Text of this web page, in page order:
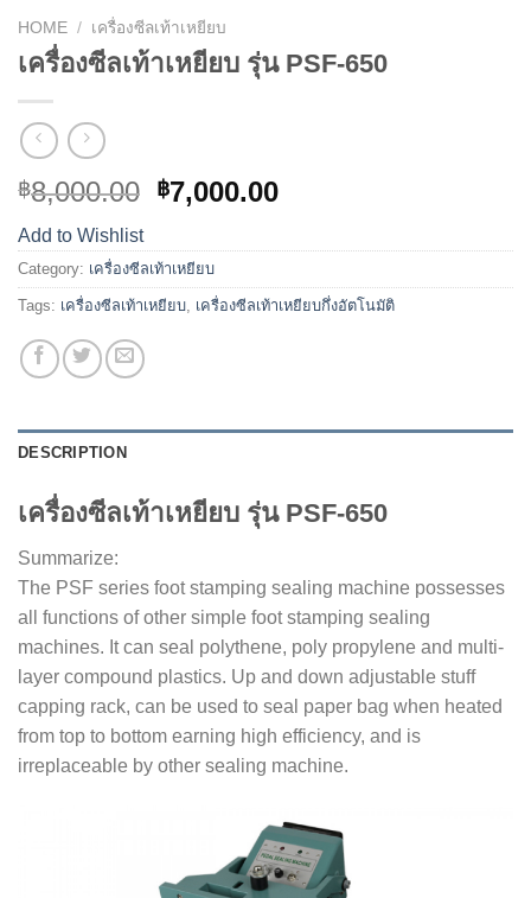
HOME / เครื่องซีลเท้าเหยียบ
เครื่องซีลเท้าเหยียบ รุ่น PSF-650
฿8,000.00 ฿7,000.00
Add to Wishlist
Category: เครื่องซีลเท้าเหยียบ
Tags: เครื่องซีลเท้าเหยียบ, เครื่องซีลเท้าเหยียบกึ่งอัตโนมัติ
DESCRIPTION
เครื่องซีลเท้าเหยียบ รุ่น PSF-650
Summarize:
The PSF series foot stamping sealing machine possesses
all functions of other simple foot stamping sealing
machines. It can seal polythene, poly propylene and multi-
layer compound plastics. Up and down adjustable stuff
capping rack, can be used to seal paper bag when heated
from top to bottom earning high efficiency, and is
irreplaceable by other sealing machine.